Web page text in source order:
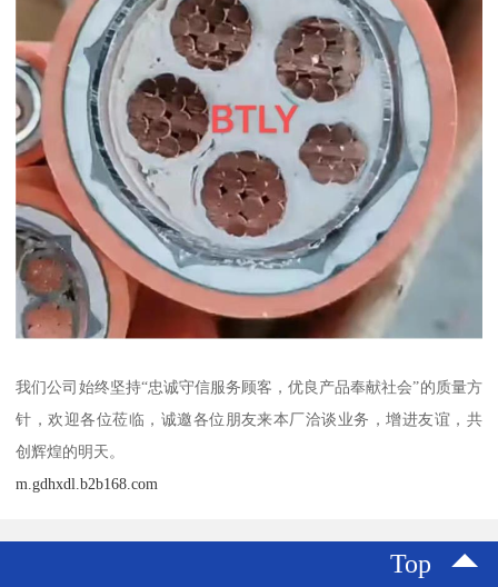
我们公司始终坚持“忠诚守信服务顾客，优良产品奉献社会”的质量方
针，欢迎各位莅临，诚邀各位朋友来本厂洽谈业务，增进友谊，共
创辉煌的明天。
m.gdhxdl.b2b168.com
Top